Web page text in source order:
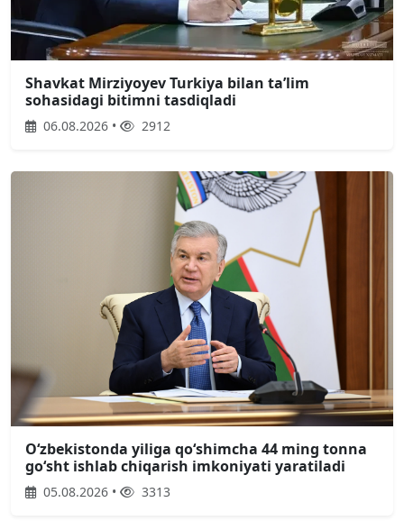
Shavkat Mirziyoyev Turkiya bilan taʼlim
sohasidagi bitimni tasdiqladi
06.08.2026 • 2912
Oʻzbekistonda yiliga qoʻshimcha 44 ming tonna
goʻsht ishlab chiqarish imkoniyati yaratiladi
05.08.2026 • 3313